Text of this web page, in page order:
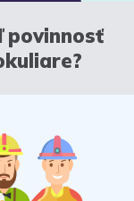
povinnosť